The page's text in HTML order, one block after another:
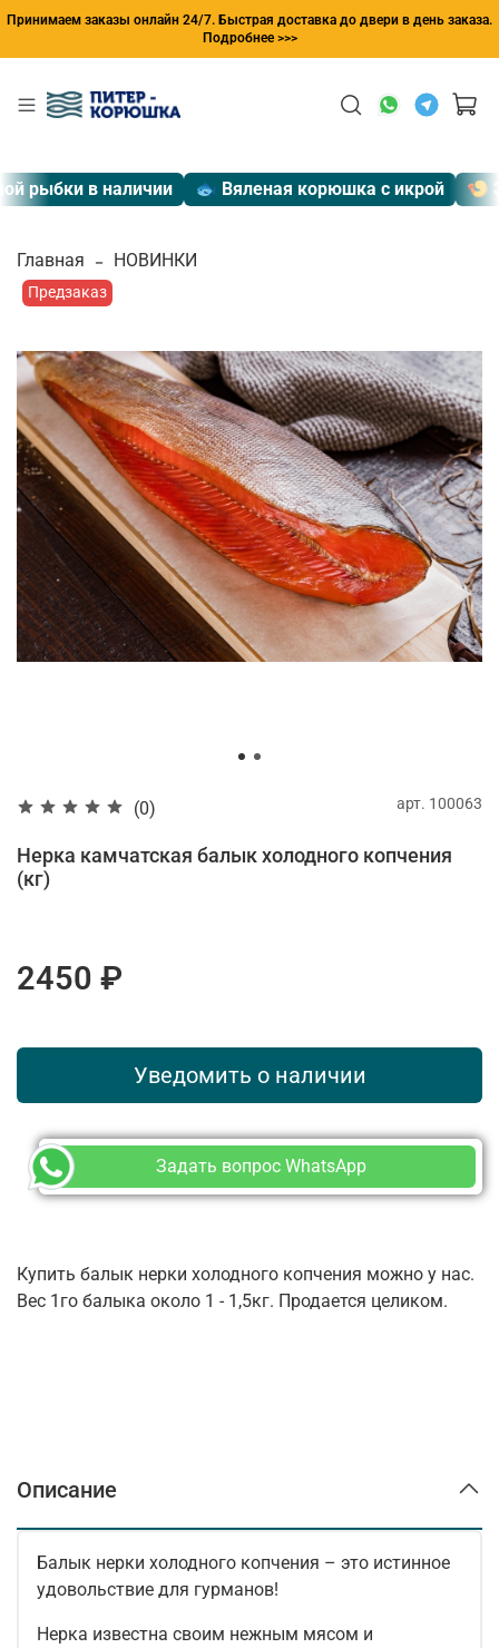
Принимаем заказы онлайн 24/7. Быстрая доставка до двери в день заказа.
Подробнее >>>
рыбки в наличии 🐟 Вяленая корюшка с икрой 🍤
Главная НОВИНКИ
Предзаказ
(0) арт. 100063
Нерка камчатская балык холодного копчения
(кг)
2450 ₽
Уведомить о наличии
Задать вопрос WhatsApp
Купить балык нерки холодного копчения можно у нас.
Вес 1го балыка около 1 - 1,5кг. Продается целиком.
Описание
Балык нерки холодного копчения – это истинное
удовольствие для гурманов!
Нерка известна своим нежным мясом и